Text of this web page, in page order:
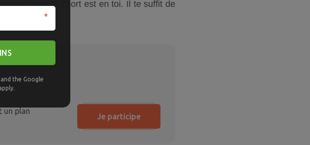
pour faire du sport est en toi. Il te suffit de
retrouver ton
un plan
Je participe
the Google